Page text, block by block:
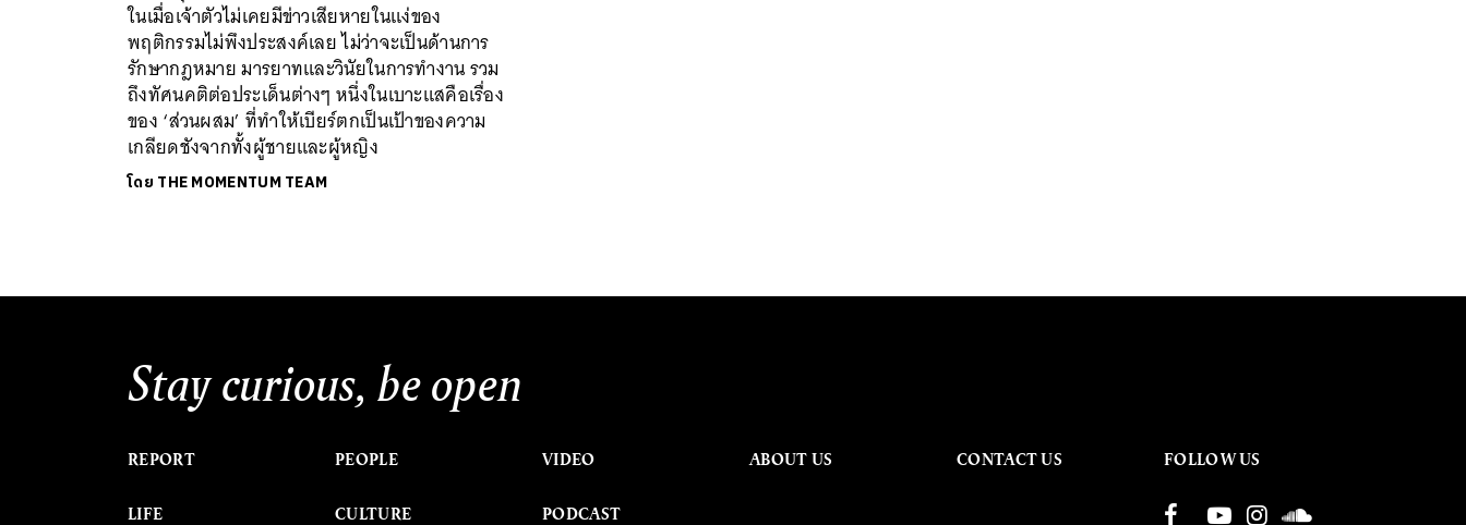
ในเมื่อเจ้าตัวไม่เคยมีข่าวเสียหายในแง่ของ
พฤติกรรมไม่พึงประสงค์เลย ไม่ว่าจะเป็นด้านการ
รักษากฎหมาย มารยาทและวินัยในการทำงาน รวม
ถึงทัศนคติต่อประเด็นต่างๆ หนึ่งในเบาะแสคือเรื่อง
ของ ‘ส่วนผสม’ ที่ทำให้เบียร์ตกเป็นเป้าของความ
เกลียดชังจากทั้งผู้ชายและผู้หญิง
โดย THE MOMENTUM TEAM
Stay curious, be open
REPORT
LIFE
PEOPLE
CULTURE
VIDEO
PODCAST
ABOUT US CONTACT US FOLLOW US